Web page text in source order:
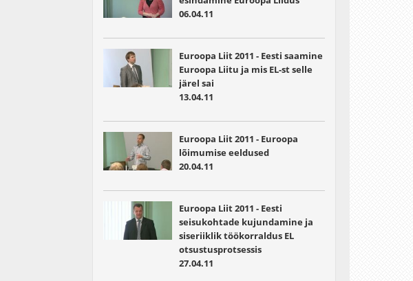
06.04.11
Euroopa Liit 2011 - Eesti saamine
Euroopa Liitu ja mis EL-st selle
järel sai
13.04.11
Euroopa Liit 2011 - Euroopa
lõimumise eeldused
20.04.11
Euroopa Liit 2011 - Eesti
seisukohtade kujundamine ja
siseriiklik töökorraldus EL
otsustusprotsessis
27.04.11